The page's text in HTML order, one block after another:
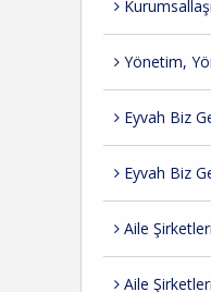
Yönetim,
Eyvah Biz
Eyvah Biz
Aile
Aile